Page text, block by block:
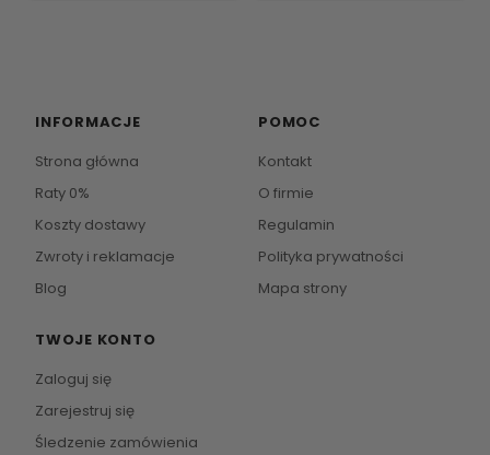
INFORMACJE
Strona główna
Raty 0%
Koszty dostawy
Zwroty i reklamacje
Blog
POMOC
Kontakt
O firmie
Regulamin
Polityka prywatności
Mapa strony
TWOJE KONTO
Zaloguj się
Zarejestruj się
Śledzenie zamówienia